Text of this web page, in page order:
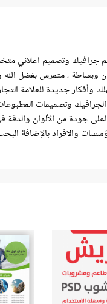
وأفكار جديدة للعلامة
وتصميمات
لك اعلى جودة من الألوان
والافراد بالإضافة